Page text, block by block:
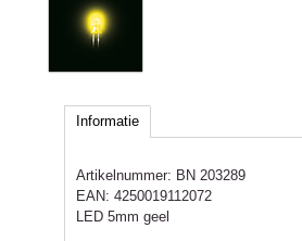
Informatie
Artikelnummer: BN 203289
EAN: 4250019112072
LED 5mm geel